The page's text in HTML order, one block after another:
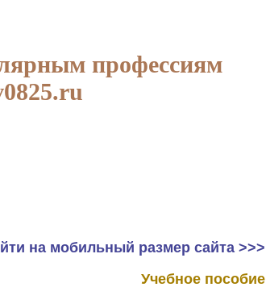
профессиям
на мобильный размер сайта >>>
Учебное пособие